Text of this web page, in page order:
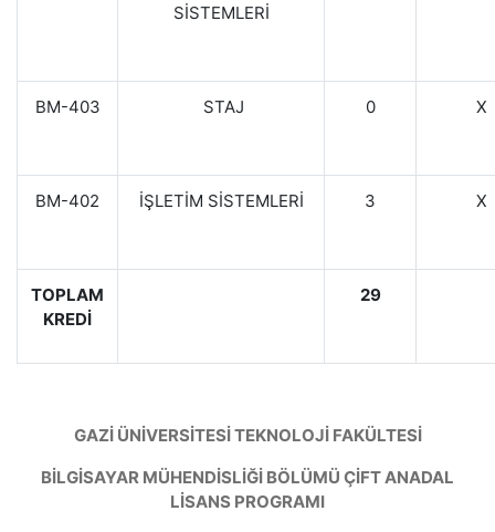
SİSTEMLERİ
BM-403 STAJ 0 X
BM-402 İŞLETİM SİSTEMLERİ 3 X
TOPLAM
KREDİ
29
GAZİ ÜNİVERSİTESİ TEKNOLOJİ FAKÜLTESİ
BİLGİSAYAR MÜHENDİSLİĞİ BÖLÜMÜ ÇİFT ANADAL
LİSANS PROGRAMI